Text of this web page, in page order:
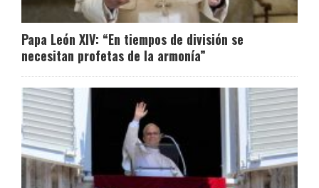
Papa León XIV: “En tiempos de división se
necesitan profetas de la armonía”